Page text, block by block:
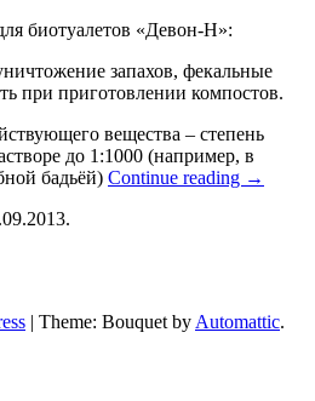
биотуалетов «Девон-Н»:
запахов, фекальные
при приготовлении компостов.
вещества – степень
до 1:1000 (например, в
бадьёй) Continue reading →
| Theme: Bouquet by Automattic.